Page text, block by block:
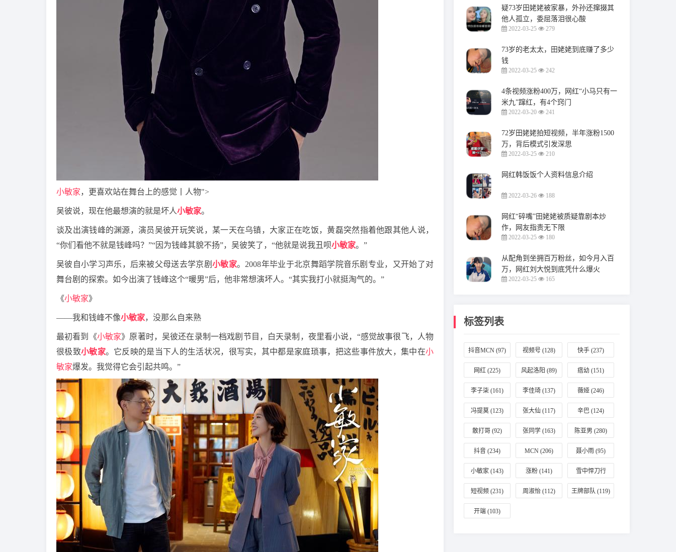
小敏家，更喜欢站在舞台上的感觉丨人物">
吴彼说，现在他最想演的就是坏人小敏家。
谈及出演钱峰的渊源，演员吴彼开玩笑说，某一天在乌镇，大家正在吃饭，黄磊突然指着他跟其他人说，
“你们看他不就是钱峰吗？”“因为钱峰其貌不扬”，吴彼笑了，“他就是说我丑呗小敏家。”
吴彼自小学习声乐，后来被父母送去学京剧小敏家。2008年毕业于北京舞蹈学院音乐剧专业，又开始了对
舞台剧的探索。如今出演了钱峰这个“暖男”后，他非常想演坏人。“其实我打小就挺淘气的。”
《小敏家》
——我和钱峰不像小敏家，没那么自来熟
最初看到《小敏家》原著时，吴彼还在录制一档戏剧节目，白天录制，夜里看小说，“感觉故事很飞，人物
很极致小敏家。它反映的是当下人的生活状况，很写实，其中都是家庭琐事，把这些事件放大，集中在小
敏家爆发。我觉得它会引起共鸣。”
疑73岁田姥姥被家暴，外孙还撺掇其
他人孤立，委屈落泪很心酸
2022-03-25 279
73岁的老太太，田姥姥到底赚了多少
钱
2022-03-25 242
4条视频涨粉400万，网红“小马只有一
米九”蹿红，有4个窍门
2022-03-20 241
72岁田姥姥拍短视频，半年涨粉1500
万，背后模式引发深思
2022-03-25 210
网红韩饭饭个人资料信息介绍
2022-03-26 188
网红“碎嘴”田姥姥被质疑靠剧本炒
作，网友指责无下限
2022-03-25 180
从配角到坐拥百万粉丝，如今月入百
万，网红刘大悦到底凭什么爆火
2022-03-25 165
标签列表
抖音MCN (97) 视频号 (128) 快手 (237)
网红 (225) 风起洛阳 (89) 痞幼 (151)
李子柒 (161) 李佳琦 (137) 薇娅 (246)
冯提莫 (123) 张大仙 (117) 辛巴 (124)
散打哥 (92) 张同学 (163) 陈亚男 (280)
抖音 (234) MCN (206) 聂小雨 (95)
小敏家 (143) 涨粉 (141) 雪中悍刀行
(196)
短视频 (231) 周淑怡 (112) 王牌部队 (119)
开端 (103)